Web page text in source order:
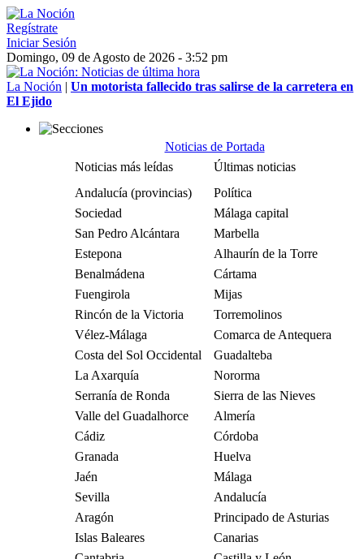
Regístrate
Iniciar Sesión
Domingo, 09 de Agosto de 2026 - 3:52 pm
La Noción | Un motorista fallecido tras salirse de la carretera en
El Ejido
Noticias de Portada
Noticias más leídas
Últimas noticias
Andalucía (provincias)
Política
Sociedad
Málaga capital
San Pedro Alcántara
Marbella
Estepona
Alhaurín de la Torre
Benalmádena
Cártama
Fuengirola
Mijas
Rincón de la Victoria
Torremolinos
Vélez-Málaga
Comarca de Antequera
Costa del Sol Occidental
Guadalteba
La Axarquía
Nororma
Serranía de Ronda
Sierra de las Nieves
Valle del Guadalhorce
Almería
Cádiz
Córdoba
Granada
Huelva
Jaén
Málaga
Sevilla
Andalucía
Aragón
Principado de Asturias
Islas Baleares
Canarias